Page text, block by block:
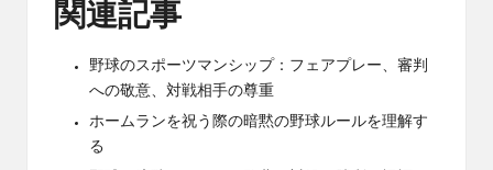
関連記事
野球のスポーツマンシップ：フェアプレー、審判
への敬意、対戦相手の尊重
ホームランを祝う際の暗黙の野球ルールを理解す
る